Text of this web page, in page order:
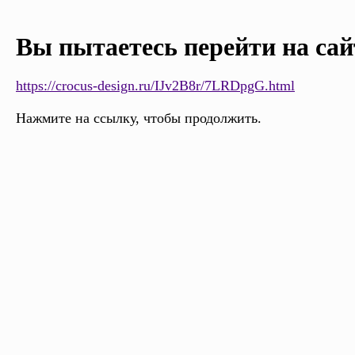
Вы пытаетесь перейти на
https://crocus-design.ru/IJv2B8r/7LRDpgG.html
Нажмите на ссылку, чтобы продолжить.